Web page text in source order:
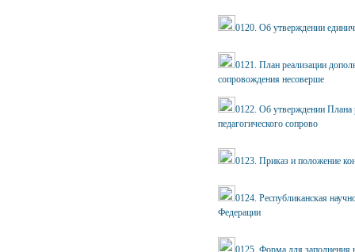
0120. Об утверждении
0121. План реализации
сопровождения несоверше
0122. Об утверждении Плана
педагогического сопрово
0123. Приказ и положение
0124. Республиканская
Федерации
0125. Форма для заполнения